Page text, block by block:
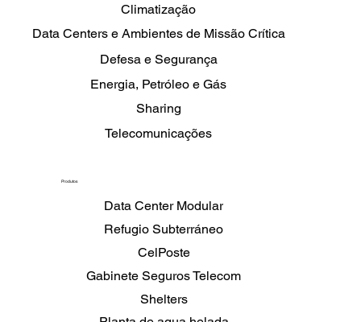
Produtos
Refugio Subterráneo
CelPoste
Data Center Modular
Gabinete Seguros Telecom
Shelters
Telecomunicações
Data Centers e Ambientes de Missão Crítica
Defesa e Segurança
Climatização
Energia, Petróleo e Gás
Sharing